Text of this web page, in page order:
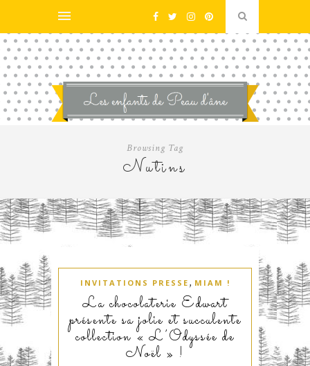
Browsing Tag
Nutins
INVITATIONS PRESSE , MIAM !
La chocolaterie Edwart
présente sa jolie et succulente
collection « L’Odyssée de
Noël » !